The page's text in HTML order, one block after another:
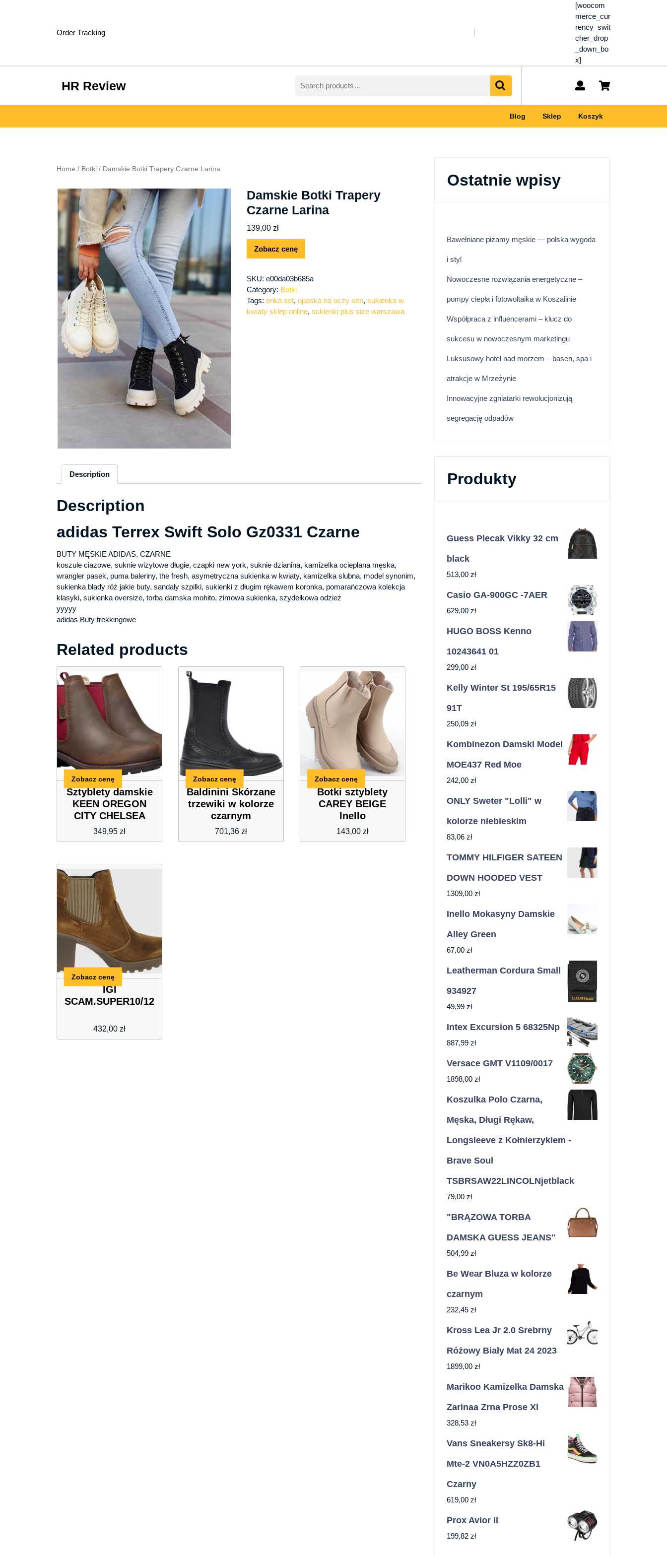
Order Tracking
[woocom
merce_cur
rency_swit
cher_drop
_down_bo
x]
HR Review
for:
My
Blog Sklep Koszyk
Home / Botki / Damskie Botki Trapery Czarne Larina
Damskie Botki Trapery
Czarne Larina
139,00 zł
Zobacz cenę
SKU: e00da03b685a
Category: Botki
Tags: enka set, opaska na oczy sen, sukienka w
kwiaty sklep online, sukienki plus size warszawa
Description
Description
adidas Terrex Swift Solo Gz0331 Czarne
BUTY MĘSKIE ADIDAS, CZARNE
koszule ciazowe, suknie wizytowe długie, czapki new york, suknie dzianina, kamizelka ocieplana męska,
wrangler pasek, puma baleriny, the fresh, asymetryczna sukienka w kwiaty, kamizelka slubna, model synonim,
sukienka blady róż jakie buty, sandały szpilki, sukienki z długim rękawem koronka, pomarańczowa kolekcja
klasyki, sukienka oversize, torba damska mohito, zimowa sukienka, szydełkowa odzież
yyyyy
adidas Buty trekkingowe
Related products
Sztyblety damskie
KEEN OREGON
CITY CHELSEA
349,95 zł
Zobacz cenę
Baldinini Skórzane
trzewiki w kolorze
czarnym
701,36 zł
Zobacz cenę
Botki sztyblety
CAREY BEIGE
Inello
143,00 zł
Zobacz cenę
IGI
SCAM.SUPER10/12
432,00 zł
Zobacz cenę
Ostatnie wpisy
Bawełniane piżamy męskie — polska wygoda
i styl
Nowoczesne rozwiązania energetyczne –
pompy ciepła i fotowoltaika w Koszalinie
Współpraca z influencerami – klucz do
sukcesu w nowoczesnym marketingu
Luksusowy hotel nad morzem – basen, spa i
atrakcje w Mrzeżynie
Innowacyjne zgniatarki rewolucjonizują
segregację odpadów
Produkty
Guess Plecak Vikky 32 cm
black
513,00 zł
Casio GA-900GC -7AER
629,00 zł
HUGO BOSS Kenno
10243641 01
299,00 zł
Kelly Winter St 195/65R15
91T
250,09 zł
Kombinezon Damski Model
MOE437 Red Moe
242,00 zł
ONLY Sweter "Lolli" w
kolorze niebieskim
83,06 zł
TOMMY HILFIGER SATEEN
DOWN HOODED VEST
1309,00 zł
Inello Mokasyny Damskie
Alley Green
67,00 zł
Leatherman Cordura Small
934927
49,99 zł
Intex Excursion 5 68325Np
887,99 zł
Versace GMT V1109/0017
1898,00 zł
Koszulka Polo Czarna,
Męska, Długi Rękaw,
Longsleeve z Kołnierzykiem -
Brave Soul
TSBRSAW22LINCOLNjetblack
79,00 zł
"BRĄZOWA TORBA
DAMSKA GUESS JEANS"
504,99 zł
Be Wear Bluza w kolorze
czarnym
232,45 zł
Kross Lea Jr 2.0 Srebrny
Różowy Biały Mat 24 2023
1899,00 zł
Marikoo Kamizelka Damska
Zarinaa Zrna Prose Xl
328,53 zł
Vans Sneakersy Sk8-Hi
Mte-2 VN0A5HZZ0ZB1
Czarny
619,00 zł
Prox Avior Ii
199,82 zł